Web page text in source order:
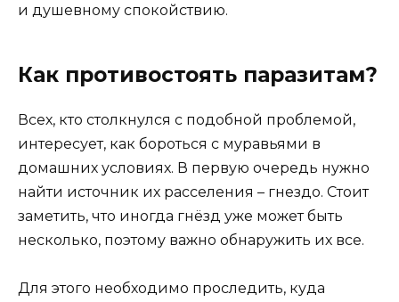
и душевному спокойствию.
Как противостоять паразитам?
Всех, кто столкнулся с подобной проблемой,
интересует, как бороться с муравьями в
домашних условиях. В первую очередь нужно
найти источник их расселения – гнездо. Стоит
заметить, что иногда гнёзд уже может быть
несколько, поэтому важно обнаружить их все.
Для этого необходимо проследить, куда